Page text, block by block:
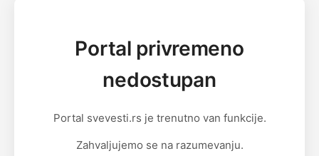
Portal privremeno
nedostupan
Portal svevesti.rs je trenutno van funkcije.
Zahvaljujemo se na razumevanju.